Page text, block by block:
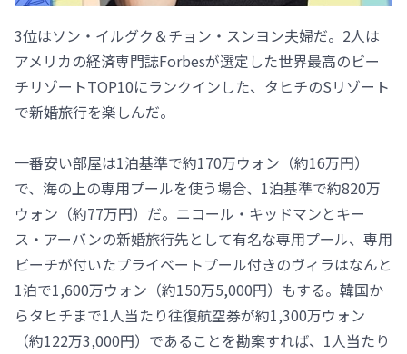
3位はソン・イルグク＆チョン・スンヨン夫婦だ。2人は
アメリカの経済専門誌Forbesが選定した世界最高のビー
チリゾートTOP10にランクインした、タヒチのSリゾート
で新婚旅行を楽しんだ。
一番安い部屋は1泊基準で約170万ウォン（約16万円）
で、海の上の専用プールを使う場合、1泊基準で約820万
ウォン（約77万円）だ。ニコール・キッドマンとキー
ス・アーバンの新婚旅行先として有名な専用プール、専用
ビーチが付いたプライベートプール付きのヴィラはなんと
1泊で1,600万ウォン（約150万5,000円）もする。韓国か
らタヒチまで1人当たり往復航空券が約1,300万ウォン
（約122万3,000円）であることを勘案すれば、1人当たり